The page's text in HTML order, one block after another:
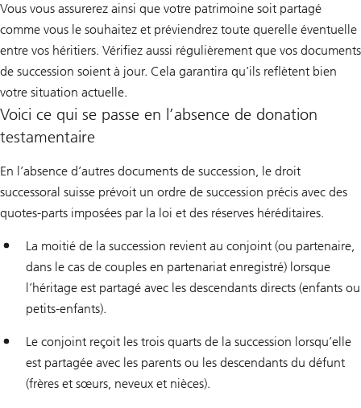
Vous vous assurerez ainsi que votre patrimoine soit partagé
comme vous le souhaitez et préviendrez toute querelle éventuelle
entre vos héritiers. Vérifiez aussi régulièrement que vos documents
de succession soient à jour. Cela garantira qu’ils reflètent bien
votre situation actuelle.
Voici ce qui se passe en l’absence de donation
testamentaire
En l’absence d’autres documents de succession, le droit
successoral suisse prévoit un ordre de succession précis avec des
quotes-parts imposées par la loi et des réserves héréditaires.
La moitié de la succession revient au conjoint (ou partenaire,
dans le cas de couples en partenariat enregistré) lorsque
l’héritage est partagé avec les descendants directs (enfants ou
petits-enfants).
Le conjoint reçoit les trois quarts de la succession lorsqu’elle
est partagée avec les parents ou les descendants du défunt
(frères et sœurs, neveux et nièces).